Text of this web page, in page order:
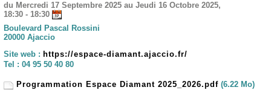
du Mercredi 17 Septembre 2025 au Jeudi 16 Octobre 2025,
18:30 - 18:30
Boulevard Pascal Rossini
20000 Ajaccio
Site web : https://espace-diamant.ajaccio.fr/
Tel : 04 95 50 40 80
Programmation Espace Diamant 2025_2026.pdf (6.22 Mo)